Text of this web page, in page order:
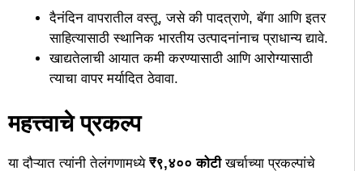
​दैनंदिन वापरातील वस्तू, जसे की पादत्राणे, बॅगा आणि इतर
साहित्यासाठी स्थानिक भारतीय उत्पादनांनाच प्राधान्य द्यावे.
​खाद्यतेलाची आयात कमी करण्यासाठी आणि आरोग्यासाठी
त्याचा वापर मर्यादित ठेवावा.
महत्त्वाचे प्रकल्प
​या दौऱ्यात त्यांनी तेलंगणामध्ये ₹९,४०० कोटीखर्चाच्या प्रकल्पांचे